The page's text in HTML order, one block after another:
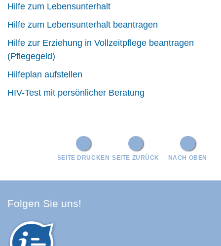
Hilfe zum Lebensunterhalt
Hilfe zum Lebensunterhalt beantragen
Hilfe zur Erziehung in Vollzeitpflege beantragen
(Pflegegeld)
Hilfeplan aufstellen
HIV-Test mit persönlicher Beratung
NACH OBEN
SEITE ZURÜCK
SEITE DRUCKEN
Folgen Sie uns!